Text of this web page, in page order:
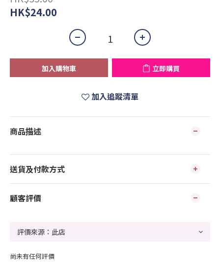
HK$24.00
加入購物車 立即購買
加入追蹤清單
商品描述
送貨及付款方式
顧客評價
尚未有任何評價